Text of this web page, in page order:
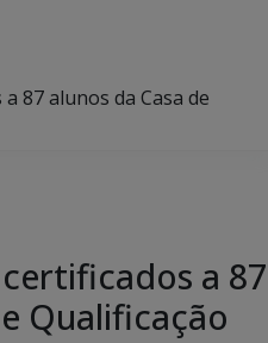
87 alunos da Casa de
a 87
Qualificação